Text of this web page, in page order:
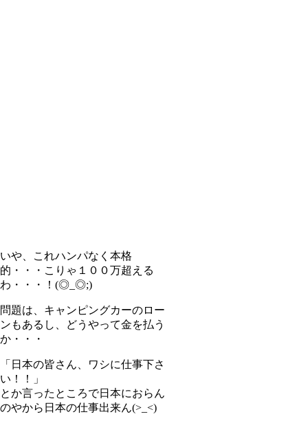
いや、これハンパなく本格
的・・・こりゃ１００万超える
わ・・・！(◎_◎;)
問題は、キャンピングカーのロー
ンもあるし、どうやって金を払う
か・・・
「日本の皆さん、ワシに仕事下さ
い！！」
とか言ったところで日本におらん
のやから日本の仕事出来ん(>_<)